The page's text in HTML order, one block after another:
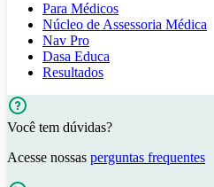
Para Médicos
Núcleo de Assessoria Médica
Nav Pro
Dasa Educa
Resultados
Você tem dúvidas?
Acesse nossas perguntas frequentes